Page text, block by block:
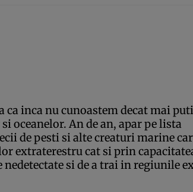
ca inca nu cunoastem decat mai
oceanelor. An de an, apar pe lista
de pesti si alte creaturi marine
extraterestru cat si prin
si de a trai in regiunile